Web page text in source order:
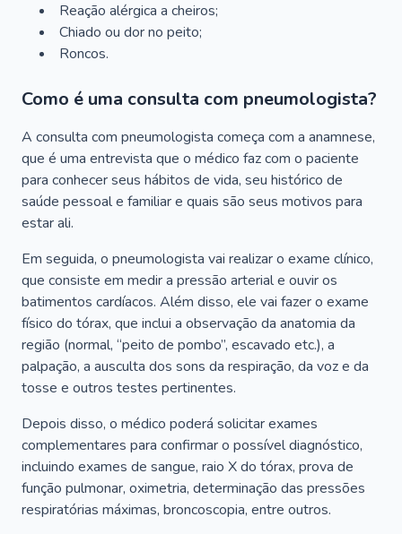
Reação alérgica a cheiros;
Chiado ou dor no peito;
Roncos.
Como é uma consulta com pneumologista?
A consulta com pneumologista começa com a anamnese,
que é uma entrevista que o médico faz com o paciente
para conhecer seus hábitos de vida, seu histórico de
saúde pessoal e familiar e quais são seus motivos para
estar ali.
Em seguida, o pneumologista vai realizar o exame clínico,
que consiste em medir a pressão arterial e ouvir os
batimentos cardíacos. Além disso, ele vai fazer o exame
físico do tórax, que inclui a observação da anatomia da
região (normal, “peito de pombo”, escavado etc.), a
palpação, a ausculta dos sons da respiração, da voz e da
tosse e outros testes pertinentes.
Depois disso, o médico poderá solicitar exames
complementares para confirmar o possível diagnóstico,
incluindo exames de sangue, raio X do tórax, prova de
função pulmonar, oximetria, determinação das pressões
respiratórias máximas, broncoscopia, entre outros.